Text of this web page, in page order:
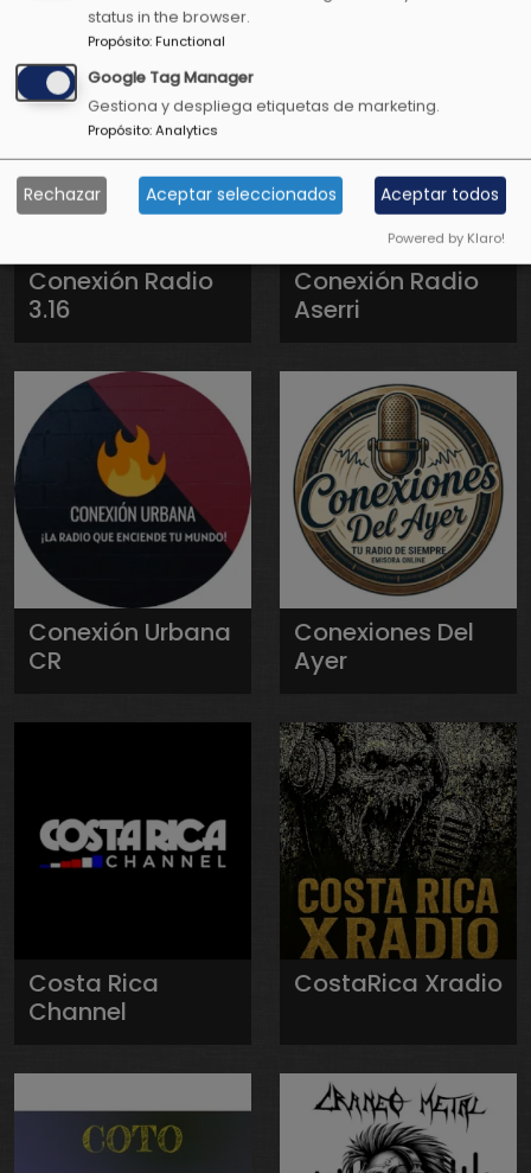
Conexión Radio
3.16
Conexión Radio
Aserri
Conexión Urbana
CR
Conexiones Del
Ayer
Costa Rica
Channel
CostaRica Xradio
status in the browser.
Propósito:Functional
Google Tag Manager
Gestiona y despliega etiquetas de marketing.
Propósito:Analytics
Rechazar Aceptar seleccionados Aceptar todos
Powered by Klaro!